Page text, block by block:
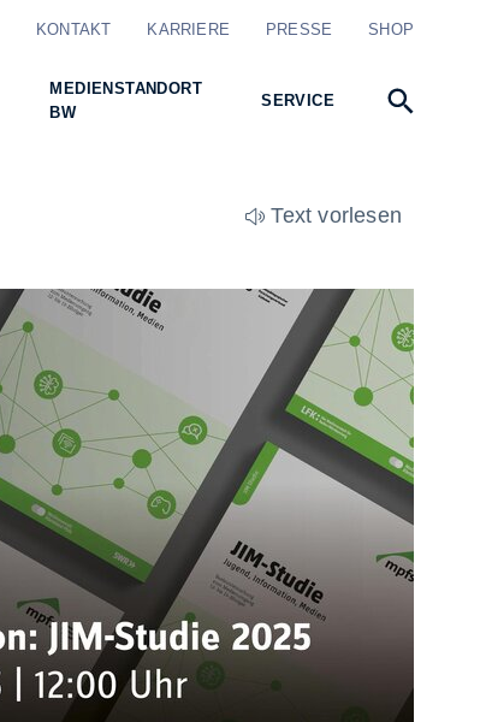
MEDIENSTANDORT
BW
SERVICE
KONTAKT KARRIERE PRESSE SHOP
Text vorlesen